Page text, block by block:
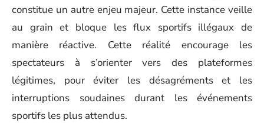
constitue un autre enjeu majeur. Cette instance veille
au grain et bloque les flux sportifs illégaux de
manière réactive. Cette réalité encourage les
spectateurs à s’orienter vers des plateformes
légitimes, pour éviter les désagréments et les
interruptions soudaines durant les événements
sportifs les plus attendus.